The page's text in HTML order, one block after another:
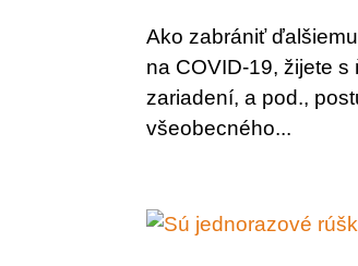
Ako zabrániť
na COVID-19, žijete
zariadení, a pod.,
všeobecného...